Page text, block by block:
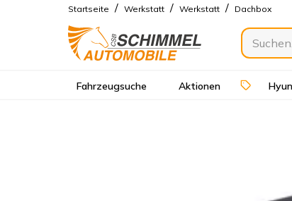
Startseite / Werkstatt / Werkstatt / Dachbox
Fahrzeugsuche Aktionen